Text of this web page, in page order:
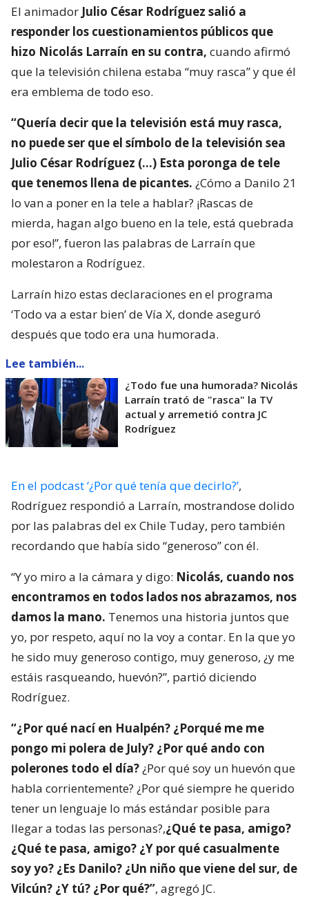
El animador Julio César Rodríguez salió a
responder los cuestionamientos públicos que
hizo Nicolás Larraín en su contra, cuando afirmó
que la televisión chilena estaba “muy rasca” y que él
era emblema de todo eso.
“Quería decir que la televisión está muy rasca,
no puede ser que el símbolo de la televisión sea
Julio César Rodríguez (…) Esta poronga de tele
que tenemos llena de picantes. ¿Cómo a Danilo 21
lo van a poner en la tele a hablar? ¡Rascas de
mierda, hagan algo bueno en la tele, está quebrada
por eso!”, fueron las palabras de Larraín que
molestaron a Rodríguez.
Larraín hizo estas declaraciones en el programa
‘Todo va a estar bien’ de Vía X, donde aseguró
después que todo era una humorada.
Lee también...
¿Todo fue una humorada? Nicolás
Larraín trató de "rasca" la TV
actual y arremetió contra JC
Rodríguez
En el podcast ‘¿Por qué tenía que decirlo?’,
Rodríguez respondió a Larraín, mostrandose dolido
por las palabras del ex Chile Tuday, pero también
recordando que había sido “generoso” con él.
“Y yo miro a la cámara y digo: Nicolás, cuando nos
encontramos en todos lados nos abrazamos, nos
damos la mano. Tenemos una historia juntos que
yo, por respeto, aquí no la voy a contar. En la que yo
he sido muy generoso contigo, muy generoso, ¿y me
estáis rasqueando, huevón?”, partió diciendo
Rodríguez.
“¿Por qué nací en Hualpén? ¿Porqué me me
pongo mi polera de July? ¿Por qué ando con
polerones todo el día?¿Por qué soy un huevón que
habla corrientemente? ¿Por qué siempre he querido
tener un lenguaje lo más estándar posible para
llegar a todas las personas?,¿Qué te pasa, amigo?
¿Qué te pasa, amigo? ¿Y por qué casualmente
soy yo? ¿Es Danilo? ¿Un niño que viene del sur, de
Vilcún? ¿Y tú? ¿Por qué?”, agregó JC.